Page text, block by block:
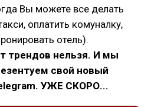
Вы можете все делать
оплатить комуналку,
отель).
трендов нельзя. И мы
свой новый
УЖЕ СКОРО...